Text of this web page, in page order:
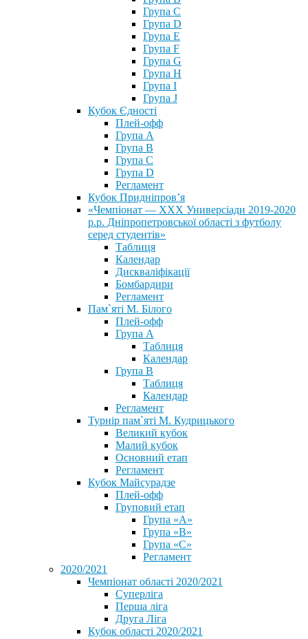
Група C
Група D
Група E
Група F
Група G
Група H
Група I
Група J
Кубок Єдності
Плей-офф
Група А
Група В
Група С
Група D
Регламент
Кубок Придніпров’я
«Чемпіонат — ХХХ Универсіади 2019-2020
р.р. Дніпропетровської області з футболу
серед студентів»
Таблиця
Календар
Дискваліфікації
Бомбардири
Регламент
Пам`яті М. Білого
Плей-офф
Група А
Таблиця
Календар
Група В
Таблиця
Календар
Регламент
Турнір пам`яті М. Кудрицького
Великий кубок
Малий кубок
Основний етап
Регламент
Кубок Майсурадзе
Плей-офф
Груповий етап
Група «А»
Група «B»
Група «C»
Регламент
2020/2021
Чемпіонат області 2020/2021
Суперліга
Перша ліга
Друга Ліга
Кубок області 2020/2021